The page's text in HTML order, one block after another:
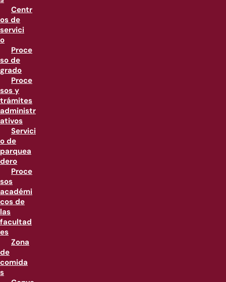
Centr
os de
servici
o
Proce
so de
grado
Proce
sos y
trámites
administr
ativos
Servici
o de
parquea
dero
Proce
sos
académi
cos de
las
facultad
es
Zona
de
comida
s